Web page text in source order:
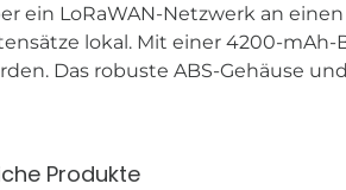
ein LoRaWAN-Netzwerk an
lokal. Mit einer 4200-
Das robuste ABS-Gehäuse
Produkte